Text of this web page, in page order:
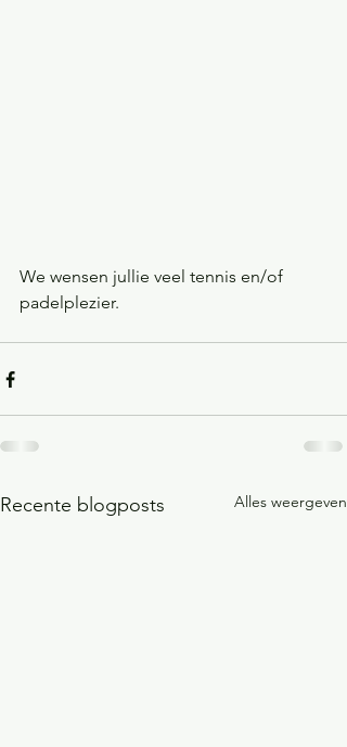
We wensen jullie veel tennis en/of
padelplezier.
Recente blogposts Alles weergeven